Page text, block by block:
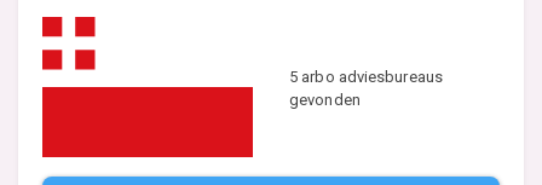
5 arbo adviesbureaus
gevonden